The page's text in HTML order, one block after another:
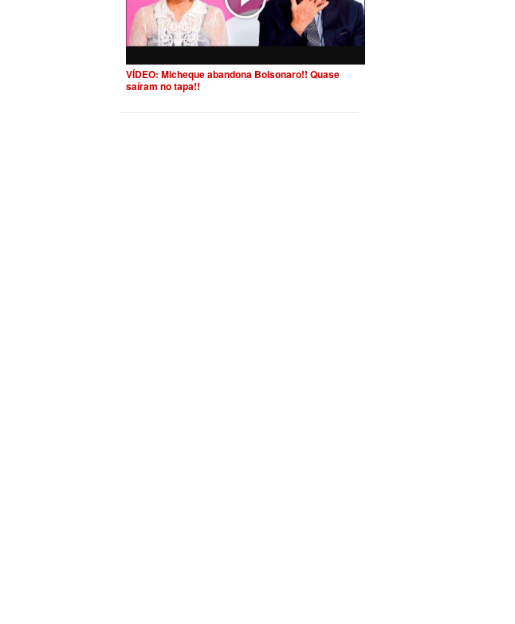
VÍDEO: Micheque abandona Bolsonaro!! Quase
saíram no tapa!!